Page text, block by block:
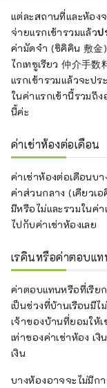
แต่ละสถานที่และห้อง
จ่ายแรกเข้ารวมแล้วป
ค่ามัดจำ (ชิคิคิน 敷金
ไกเทซูเรียว 仲介手
แรกเข้ารวมแล้วจะป
ในค่าแรกเข้านี้รวมถึ
นี้ค่ะ
ค่าเช่าห้องต่อเดือน
ค่าเช่าห้องต่อเดือนบ
ค่าส่วนกลาง (เคียวเ
มีหรือไม่และรวมในค่
ไปกับค่าเช่าห้องเลย
เรคินหรือค่าตอบแท
ค่าตอบแทนหรือที่เรีย
เป็นช่วงที่บ้านเรือนมี
เจ้าของบ้านที่ยอมให้
เท่าของค่าเช่าห้อง เ
เงิน
บางห้องอาจจะไม่มีกา